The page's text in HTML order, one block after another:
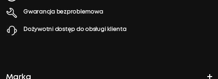
Gwarancja bezproblemowa
Dożywotni dostęp do obsługi klienta
Marka